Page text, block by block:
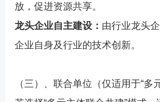
放，促进资源共享。
龙头企业自主建设： 由行业龙头
企业自身及行业的技术创新。
（三）、联合单位（仅适用于“多